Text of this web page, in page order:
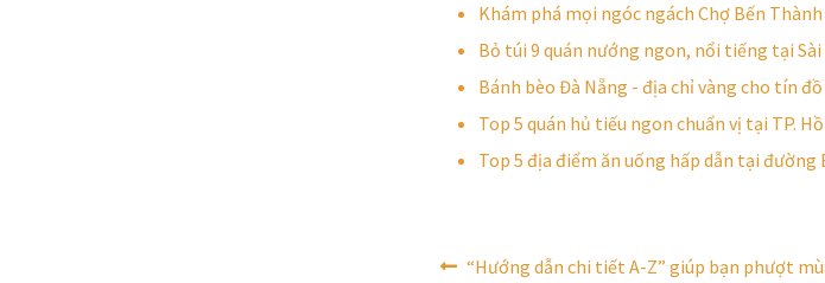
Khám phá mọi ngóc ngách Chợ Bến Thành
Bỏ túi 9 quán nướng ngon, nổi tiếng tại Sài
Bánh bèo Đà Nẵng - địa chỉ vàng cho tín
Top 5 quán hủ tiếu ngon chuẩn vị tại TP.
Top 5 địa điểm ăn uống hấp dẫn tại đường
Điều
Bài
“Hướng dẫn chi tiết A-Z” giúp bạn phượt